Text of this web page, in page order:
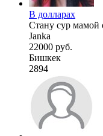
В долларах
Стану сур мамой
Janka
22000 руб.
Бишкек
2894